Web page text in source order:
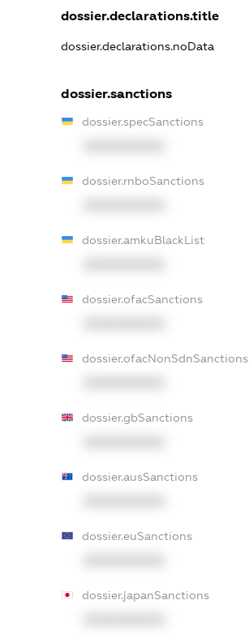
dossier.declarations.title
dossier.declarations.noData
dossier.sanctions
dossier.specSanctions
dossier.rnboSanctions
dossier.amkuBlackList
dossier.ofacSanctions
dossier.ofacNonSdnSanctions
dossier.gbSanctions
dossier.ausSanctions
dossier.euSanctions
dossier.japanSanctions